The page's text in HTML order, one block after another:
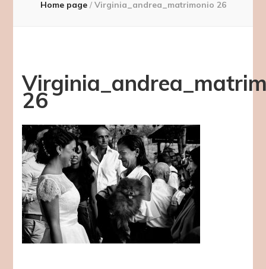
Home page / Virginia_andrea_matrimonio 26
26